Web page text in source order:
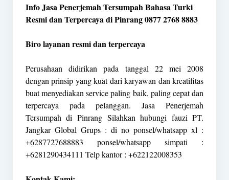
Info Jasa Penerjemah Tersumpah Bahasa Turki
Resmi dan Terpercaya di Pinrang 0877 2768 8883
Biro layanan resmi dan terpercaya
Perusahaan didirikan pada tanggal 22 mei 2008
dengan prinsip yang kuat dari karyawan dan kreatifitas
buat menyediakan service paling baik, paling cepat dan
terpercaya pada pelanggan. Jasa Penerjemah
Tersumpah di Pinrang Silahkan hubungi fauzi PT.
Jangkar Global Grups : di no ponsel/whatsapp xl :
+6287727688883 ponsel/whatsapp simpati :
+6281290434111 Telp kantor : +622122008353